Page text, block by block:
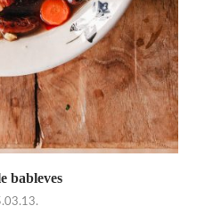
bableves